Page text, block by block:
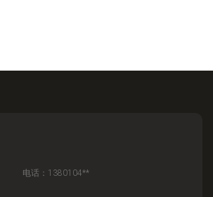
电话：1380104**